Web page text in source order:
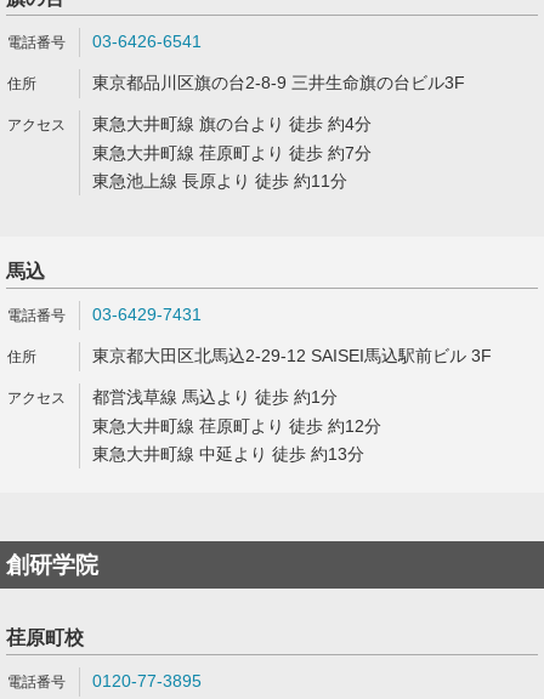
03-6426-6541
東京都品川区旗の台2-8-9 三井生命旗の台ビル3F
東急大井町線 旗の台より 徒歩 約4分
東急大井町線 荏原町より 徒歩 約7分
東急池上線 長原より 徒歩 約11分
馬込
03-6429-7431
東京都大田区北馬込2-29-12 SAISEI馬込駅前ビル 3F
都営浅草線 馬込より 徒歩 約1分
東急大井町線 荏原町より 徒歩 約12分
東急大井町線 中延より 徒歩 約13分
創研学院
荏原町校
0120-77-3895